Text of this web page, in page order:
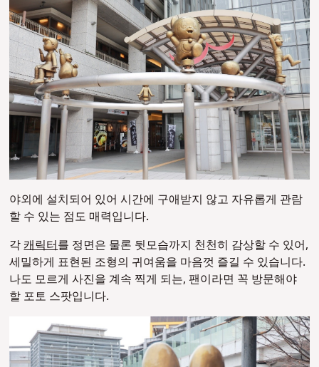
야외에 설치되어 있어 시간에 구애받지 않고 자유롭게 관람
할 수 있는 점도 매력입니다.
각 캐릭터를 정면은 물론 뒷모습까지 천천히 감상할 수 있어,
세밀하게 표현된 조형의 귀여움을 마음껏 즐길 수 있습니다.
나도 모르게 사진을 계속 찍게 되는, 팬이라면 꼭 방문해야
할 포토 스팟입니다.